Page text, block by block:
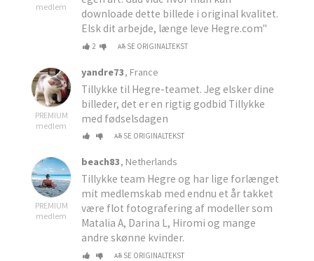
medlem
downloade dette billede i original kvalitet.
Elsk dit arbejde, længe leve Hegre.com"
2 SE ORIGINALTEKST
PREMIUM
medlem
yandre73, France
Tillykke til Hegre-teamet. Jeg elsker dine
billeder, det er en rigtig godbid Tillykke
med fødselsdagen
SE ORIGINALTEKST
PREMIUM
medlem
beach83, Netherlands
Tillykke team Hegre og har lige forlænget
mit medlemskab med endnu et år takket
være flot fotografering af modeller som
Matalia A, Darina L, Hiromi og mange
andre skønne kvinder.
SE ORIGINALTEKST